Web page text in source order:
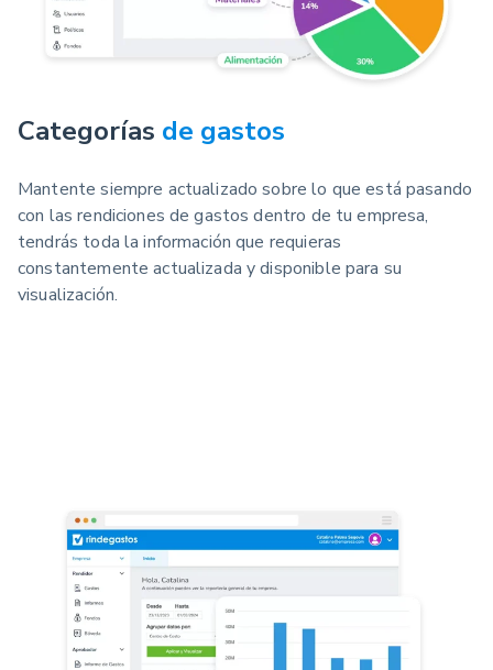
Categorías de gastos
Mantente siempre actualizado sobre lo que está pasando
con las rendiciones de gastos dentro de tu empresa,
tendrás toda la información que requieras
constantemente actualizada y disponible para su
visualización.